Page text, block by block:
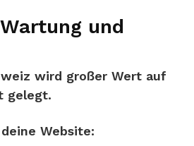
und
wird großer Wert auf
gelegt.
Website: